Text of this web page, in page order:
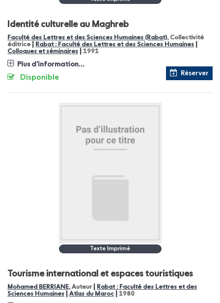
Identité culturelle au Maghreb
Faculté des Lettres et des Sciences Humaines (Rabat), Collectivité
éditrice
Rabat : Faculté des Lettres et des Sciences Humaines
Colloques et séminaires 1991
Plus d'information...
Réserver
Disponible
Texte Imprimé
Tourisme international et espaces touristiques
Mohamed BERRIANE, Auteur
Rabat : Faculté des Lettres et des
Sciences Humaines
Atlas du Maroc 1980